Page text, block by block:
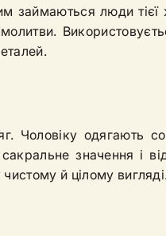
займаються люди
Чоловіку одягають
значення і
й цілому